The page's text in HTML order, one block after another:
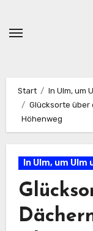
Start
In Ulm, um
Glücksorte über
Höhenweg
In Ulm, um